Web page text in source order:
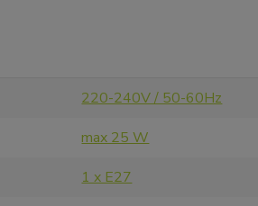
220-240V / 50-60Hz
max 25 W
1 x E27